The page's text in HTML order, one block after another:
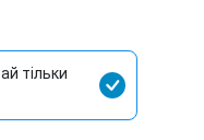
тільки